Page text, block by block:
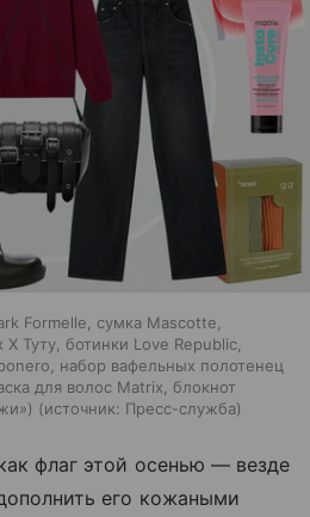
Formelle, сумка Mascotte,
Туту, ботинки Love Republic,
набор вафельных полотенец
для волос Matrix, блокнот
источник: Пресс-служба
флаг этой осенью — везде
его кожаными